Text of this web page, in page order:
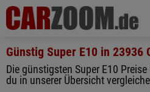
Günstig Super E10 in 23936
Die günstigsten Super E10
du in unserer Übersicht